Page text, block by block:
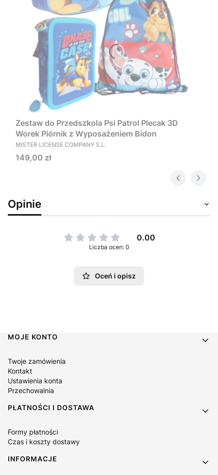
Zestaw do Przedszkola Psi Patrol Plecak 3D
Worek Piórnik z Wyposażeniem Bidon
PRODUCENT
MISTER LICENSE COMPANY S.L.
Cena
149,00 zł
Opinie
0.00
Liczba ocen: 0
Oceń i opisz
Linki w stopce
MOJE KONTO
Twoje zamówienia
Kontakt
Ustawienia konta
Przechowalnia
PŁATNOŚCI I DOSTAWA
Formy płatności
Czas i koszty dostawy
INFORMACJE